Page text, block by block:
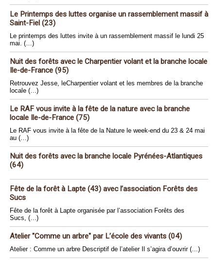
Le Printemps des luttes organise un rassemblement massif à
Saint-Fiel (23)
Le printemps des luttes invite à un rassemblement massif le lundi 25
mai. (…)
Nuit des forêts avec le Charpentier volant et la branche locale
Ile-de-France (95)
Retrouvez Jesse, leCharpentier volant et les membres de la branche
locale (…)
Le RAF vous invite à la fête de la nature avec la branche
locale Ile-de-France (75)
Le RAF vous invite à la fête de la Nature le week-end du 23 & 24 mai
au (…)
Nuit des forêts avec la branche locale Pyrénées-Atlantiques
(64)
Fête de la forêt à Lapte (43) avec l’association Forêts des
Sucs
Fête de la forêt à Lapte organisée par l’association Forêts des
Sucs, (…)
Atelier "Comme un arbre" par L’école des vivants (04)
Atelier : Comme un arbre Descriptif de l’atelier Il s’agira d’ouvrir (…)